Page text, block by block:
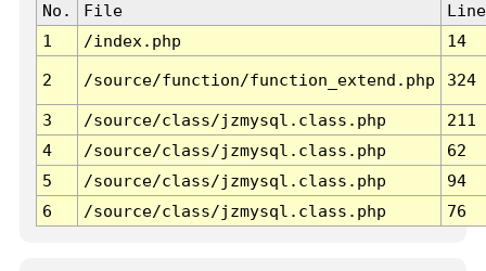
No. File
Line
1
/index.php 14
2 /source/function/function_extend.php 324
3 /source/class/jzmysql.class.php
211
4
/source/class/jzmysql.class.php
62
5
/source/class/jzmysql.class.php
94
6
/source/class/jzmysql.class.php 76